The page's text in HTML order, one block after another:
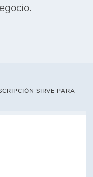
SIRVE PARA